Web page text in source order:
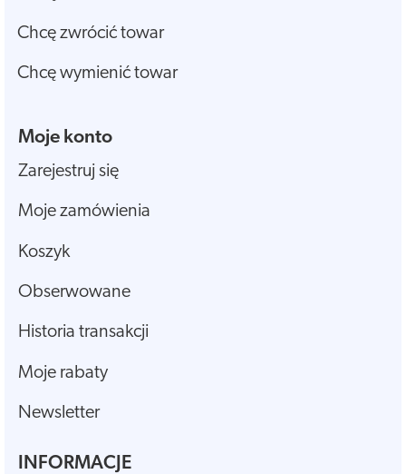
Chcę zwrócić towar
Chcę wymienić towar
Moje konto
Zarejestruj się
Moje zamówienia
Koszyk
Obserwowane
Historia transakcji
Moje rabaty
Newsletter
INFORMACJE